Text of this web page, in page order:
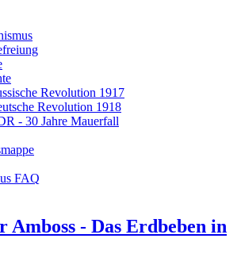
Revolution 1917
Revolution 1918
- 30 Jahre Mauerfall
FAQ
Amboss - Das Erdbeben in